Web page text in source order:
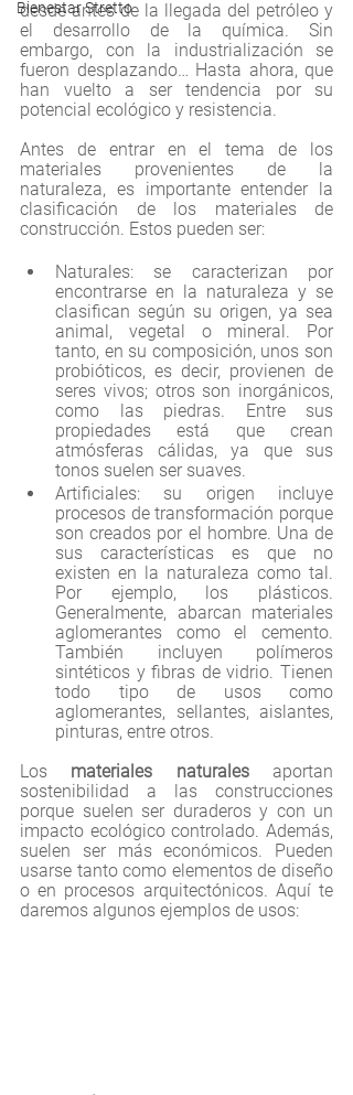
Bienestar Stretto
desde antes de la llegada del petróleo y
el desarrollo de la química. Sin
embargo, con la industrialización se
fueron desplazando… Hasta ahora, que
han vuelto a ser tendencia por su
potencial ecológico y resistencia.
Antes de entrar en el tema de los
materiales provenientes de la
naturaleza, es importante entender la
clasificación de los materiales de
construcción. Estos pueden ser:
Naturales: se caracterizan por
encontrarse en la naturaleza y se
clasifican según su origen, ya sea
animal, vegetal o mineral. Por
tanto, en su composición, unos son
probióticos, es decir, provienen de
seres vivos; otros son inorgánicos,
como las piedras. Entre sus
propiedades está que crean
atmósferas cálidas, ya que sus
tonos suelen ser suaves.
Artificiales: su origen incluye
procesos de transformación porque
son creados por el hombre. Una de
sus características es que no
existen en la naturaleza como tal.
Por ejemplo, los plásticos.
Generalmente, abarcan materiales
aglomerantes como el cemento.
También incluyen polímeros
sintéticos y fibras de vidrio. Tienen
todo tipo de usos como
aglomerantes, sellantes, aislantes,
pinturas, entre otros.
Los materiales naturales aportan
sostenibilidad a las construcciones
porque suelen ser duraderos y con un
impacto ecológico controlado. Además,
suelen ser más económicos. Pueden
usarse tanto como elementos de diseño
o en procesos arquitectónicos. Aquí te
daremos algunos ejemplos de usos: